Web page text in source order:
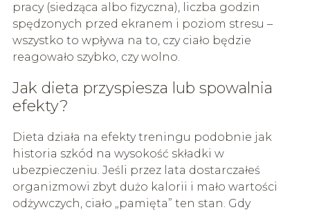
pracy (siedząca albo fizyczna), liczba godzin
spędzonych przed ekranem i poziom stresu –
wszystko to wpływa na to, czy ciało będzie
reagowało szybko, czy wolno.
Jak dieta przyspiesza lub spowalnia
efekty?
Dieta działa na efekty treningu podobnie jak
historia szkód na wysokość składki w
ubezpieczeniu. Jeśli przez lata dostarczałeś
organizmowi zbyt dużo kalorii i mało wartości
odżywczych, ciało „pamięta” ten stan. Gdy